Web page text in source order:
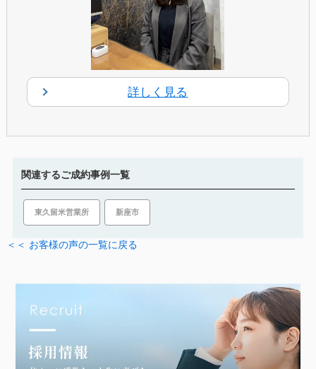
詳しく見る
関連するご成約事例一覧
東久留米営業所 新座市
＜＜ お客様の声の一覧に戻る